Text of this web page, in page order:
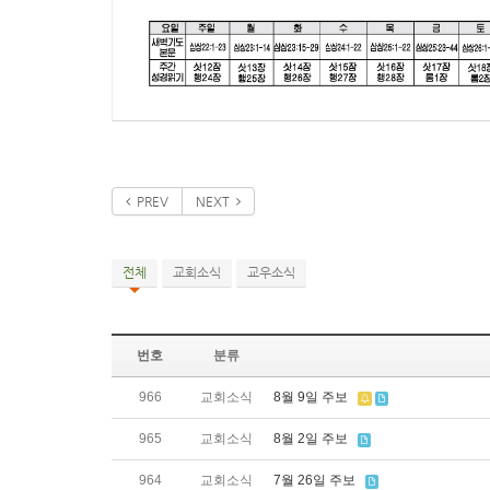
PREV NEXT
전체 교회소식 교우소식
번호 분류
966 교회소식 8월 9일 주보
965 교회소식 8월 2일 주보
964 교회소식 7월 26일 주보